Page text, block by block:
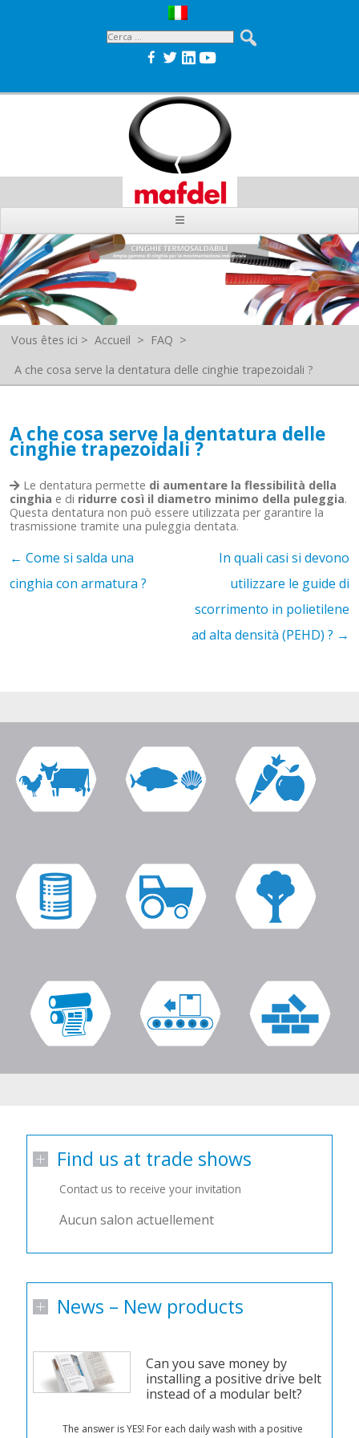
Vous êtes ici > Accueil > FAQ >
A che cosa serve la dentatura delle cinghie trapezoidali ?
A che cosa serve la dentatura delle
cinghie trapezoidali ?
Le dentatura permette di aumentare la flessibilità della
cinghia e di ridurre così il diametro minimo della puleggia.
Questa dentatura non può essere utilizzata per garantire la
trasmissione tramite una puleggia dentata.
← Come si salda una
cinghia con armatura ?
In quali casi si devono
utilizzare le guide di
scorrimento in polietilene
ad alta densità (PEHD) ? →
Find us at trade shows
Contact us to receive your invitation
Aucun salon actuellement
News – New products
Can you save money by
installing a positive drive belt
instead of a modular belt?
The answer is YES! For each daily wash with a positive